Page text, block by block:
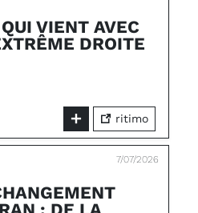
VIENT AVEC
DROITE
ritimo
7/07/2026